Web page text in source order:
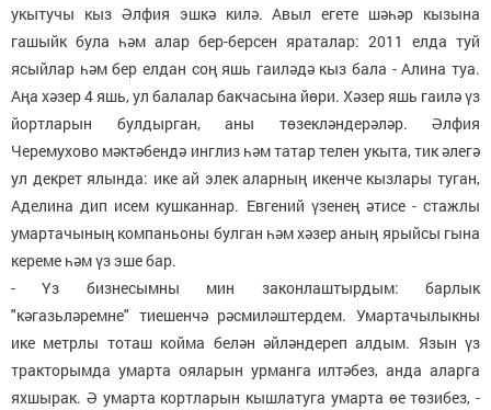
укытучы кыз Әлфия эшкә килә. Авыл егете шәһәр кызына
гашыйк була һәм алар бер-берсен яраталар: 2011 елда туй
ясыйлар һәм бер елдан соң яшь гаиләдә кыз бала - Алина туа.
Аңа хәзер 4 яшь, ул балалар бакчасына йөри. Хәзер яшь гаилә үз
йортларын булдырган, аны төзекләндерәләр. Әлфия
Черемухово мәктәбендә инглиз һәм татар телен укыта, тик әлегә
ул декрет ялында: ике ай элек аларның икенче кызлары туган,
Аделина дип исем кушканнар. Евгений үзенең әтисе - стажлы
умартачының компаньоны булган һәм хәзер аның ярыйсы гына
кереме һәм үз эше бар.
- Үз бизнесымны мин законлаштырдым: барлык
"кәгазьләремне" тиешенчә рәсмиләштердем. Умартачылыкны
ике метрлы тоташ койма белән әйләндереп алдым. Язын үз
тракторымда умарта ояларын урманга илтәбез, анда аларга
яхшырак. Ә умарта кортларын кышлатуга умарта өе төзибез, -